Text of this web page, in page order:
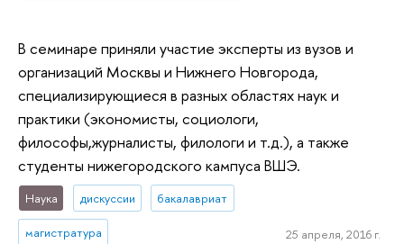
В семинаре приняли участие эксперты из вузов и
организаций Москвы и Нижнего Новгорода,
специализирующиеся в разных областях наук и
практики (экономисты, социологи,
философы,журналисты, филологи и т.д.), а также
студенты нижегородского кампуса ВШЭ.
Наука дискуссии бакалавриат
магистратура 25 апреля, 2016 г.